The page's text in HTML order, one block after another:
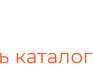
каталог